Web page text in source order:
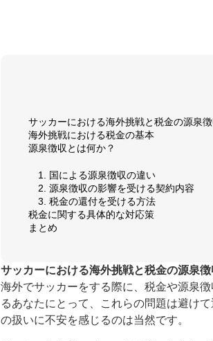
サッカーにおける海外挑戦と税金の源泉
海外挑戦における税金の基本
源泉徴収とは何か？
1. 国による源泉徴収の違い
2. 源泉徴収の影響を受ける契約内容
3. 税金の還付を受ける方法
税金に関する具体的な対応策
まとめ
サッカーにおける海外挑戦と税金の源泉
海外でサッカーをする際に、税金や源泉
るあなたにとって、これらの問題は避け
の扱いに不安を感じるのは当然です。